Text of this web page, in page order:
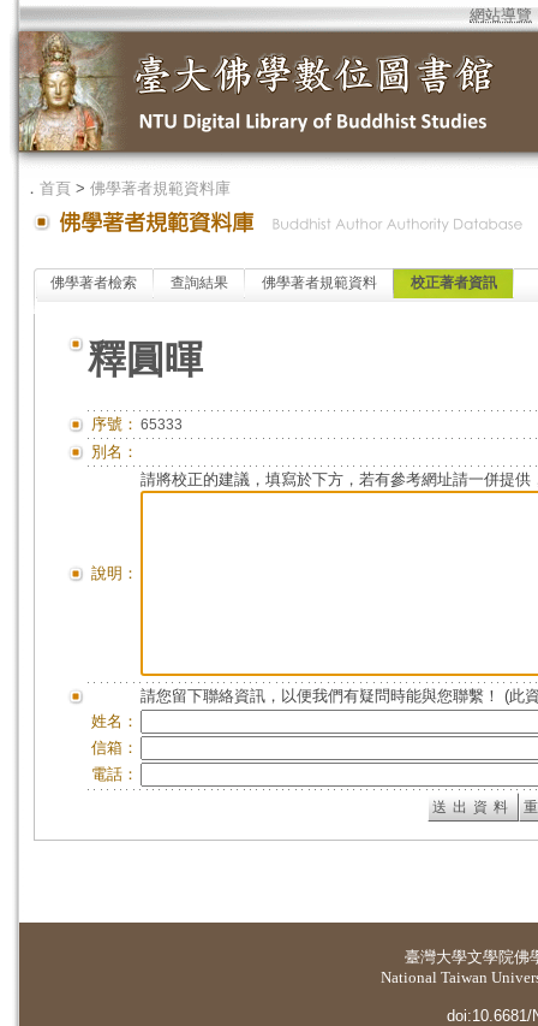
網站導覽
． 首頁 > 佛學著者規範資料庫
佛學著者檢索 查詢結果 佛學著者規範資料 校正著者資訊
釋圓暉
序號： 65333
別名：
說明：
請將校正的建議，填寫於下方，若有參考網址請一併提供
請您留下聯絡資訊，以便我們有疑問時能與您聯繫！ (此
姓名：
信箱：
電話：
臺灣大學文學院佛
National Taiwan
doi:10.6681/